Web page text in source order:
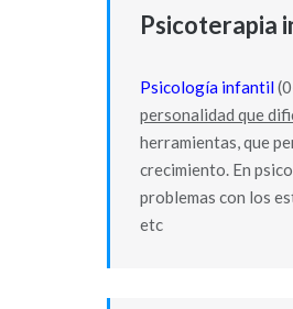
Psicoterapia
Psicología infantil
personalidad que
herramientas, que
crecimiento. En
problemas con los
etc